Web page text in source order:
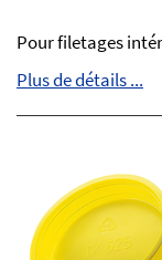
Pour filetages
Plus de détails ...